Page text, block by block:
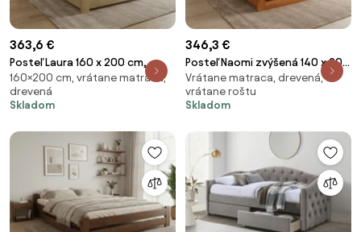
363,6 €
Posteľ Laura 160 x 200 cm,
borovica Rošt: S latkovým
roštom, Matrac: Matrac
SOMMERA 18 cm
160×200 cm, vrátane matraca,
drevená
Skladom
346,3 €
Posteľ Naomi zvýšená 140 x 200
cm, jelša Rošt: S latkovým
roštom, Matrac: Matrac
SOMMERA 18 cm
Vrátane matraca, drevená,
vrátane roštu
Skladom